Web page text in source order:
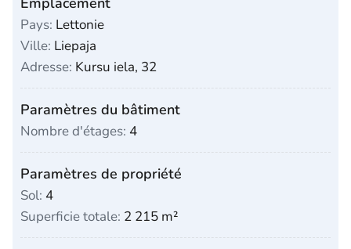
Pays: Lettonie
Ville: Liepaja
Adresse: Kursu iela, 32
Paramètres du bâtiment
Nombre d'étages: 4
Paramètres de propriété
Sol: 4
Superficie totale: 2 215 m²